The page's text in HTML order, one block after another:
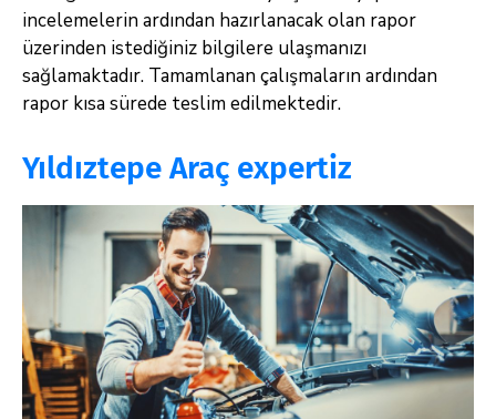
incelemelerin ardından hazırlanacak olan rapor
üzerinden istediğiniz bilgilere ulaşmanızı
sağlamaktadır. Tamamlanan çalışmaların ardından
rapor kısa sürede teslim edilmektedir.
Yıldıztepe Araç expertiz